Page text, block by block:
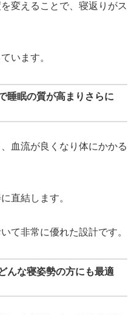
変えることで、寝返りがス
います。
睡眠の質が高まりさらに
血流が良くなり体にかかる
直結します。
て非常に優れた設計です。
んな寝姿勢の方にも最適